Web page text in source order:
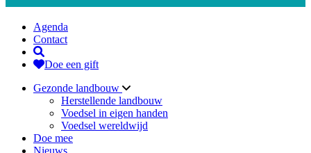
Agenda
Contact
Doe een gift
Gezonde landbouw
Herstellende landbouw
Voedsel in eigen handen
Voedsel wereldwijd
Doe mee
Nieuws